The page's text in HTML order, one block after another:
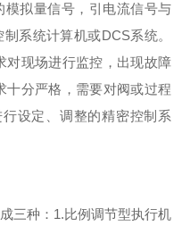
模拟量信号，引电流信号与
系统计算机或DCS系统。
对现场进行监控，出现故障
十分严格，需要对阀或过程
设定、调整的精密控制系
三种：1.比例调节型执行机